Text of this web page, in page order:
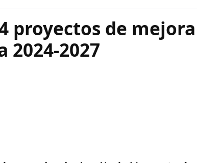
proyectos de mejora
2024-2027